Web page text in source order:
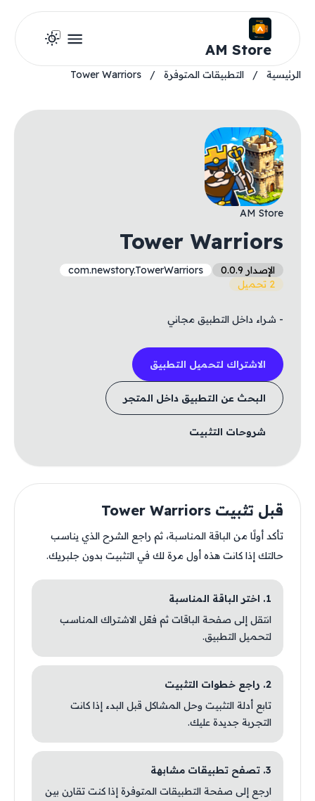
AM Store
الرئيسية / التطبيقات المتوفرة /
Tower Warriors
AM Store
Tower Warriors
الإصدار 0.0.9
com.newstory.TowerWarriors
2 تحميل
- شراء داخل التطبيق مجاني
الاشتراك لتحميل التطبيق
البحث عن التطبيق داخل المتجر
شروحات التثبيت
قبل تثبيت Tower Warriors
تأكد أولًا من الباقة المناسبة، ثم راجع الشرح الذي يناسب
حالتك إذا كانت هذه أول مرة لك في التثبيت بدون جلبريك.
1. اختر الباقة المناسبة
انتقل إلى صفحة الباقات ثم فعّل الاشتراك المناسب
لتحميل التطبيق.
2. راجع خطوات التثبيت
تابع أدلة التثبيت وحل المشاكل قبل البدء إذا كانت
التجربة جديدة عليك.
3. تصفح تطبيقات مشابهة
ارجع إلى صفحة التطبيقات المتوفرة إذا كنت تقارن بين